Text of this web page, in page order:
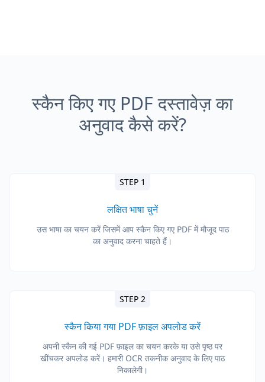
स्कैन किए गए PDF दस्तावेज़ का
अनुवाद कैसे करें?
STEP 1
लक्षित भाषा चुनें
उस भाषा का चयन करें जिसमें आप स्कैन किए गए PDF में मौजूद पाठ
का अनुवाद करना चाहते हैं।
STEP 2
स्कैन किया गया PDF फ़ाइल अपलोड करें
अपनी स्कैन की गई PDF फ़ाइल का चयन करके या उसे पृष्ठ पर
खींचकर अपलोड करें। हमारी OCR तकनीक अनुवाद के लिए पाठ
निकालेगी।